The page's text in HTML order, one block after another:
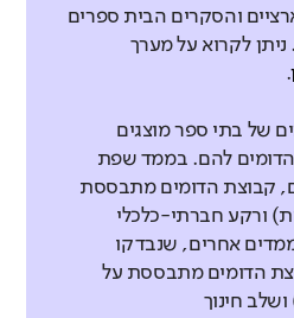
והסקרים הבית ספרים
לקרוא על מערך
.
של בתי ספר מוצגים
להם. בממד שפת
קבוצת הדומים מתבססת
ורקע חברתי-כלכלי
אחרים, שנבדקו
הדומים מתבססת על
חינוך